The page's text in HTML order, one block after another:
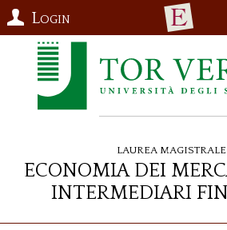
Login
Laurea
Economia dei
Intermediari